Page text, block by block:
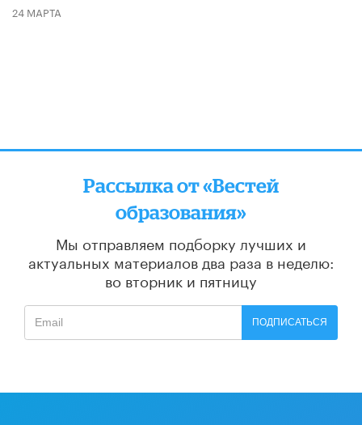
24 МАРТА
Рассылка от «Вестей
образования»
Мы отправляем подборку лучших и
актуальных материалов два раза в неделю:
во вторник и пятницу
ПОДПИСАТЬСЯ